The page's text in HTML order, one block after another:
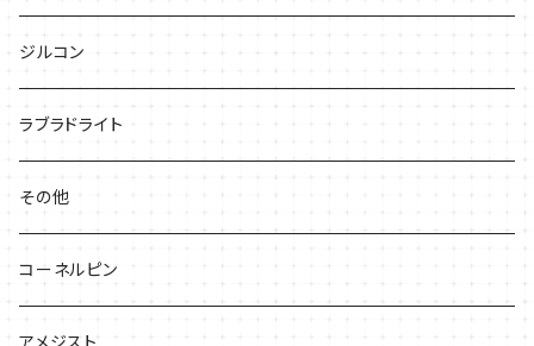
ジルコン
ラブラドライト
その他
コーネルピン
アメジスト